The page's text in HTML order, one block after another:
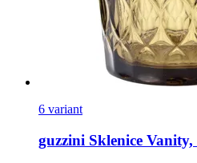
6 variant
guzzini Sklenice